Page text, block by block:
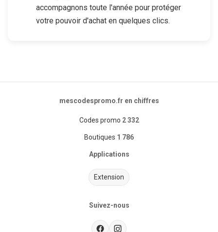
accompagnons toute l'année pour protéger
votre pouvoir d'achat en quelques clics.
mescodespromo.fr en chiffres
Codes promo 2 332
Boutiques 1 786
Applications
Extension
Suivez-nous